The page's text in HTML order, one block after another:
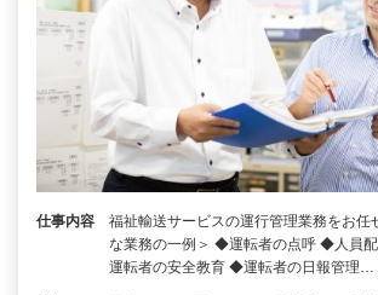
仕事内容
福祉輸送サービスの運行管理業務をお任
な業務の一例＞ ◆運転者の点呼 ◆人員
運転者の安全教育 ◆運転者の日報管理…